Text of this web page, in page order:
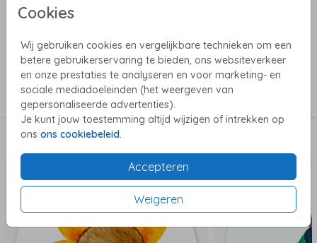
Cookies
Wij gebruiken cookies en vergelijkbare technieken om een
betere gebruikerservaring te bieden, ons websiteverkeer
en onze prestaties te analyseren en voor marketing- en
sociale mediadoeleinden (het weergeven van
gepersonaliseerde advertenties).
Je kunt jouw toestemming altijd wijzigen of intrekken op
ons ons cookiebeleid.
Accepteren
Weigeren
Omschrijving
aan, maar maak het niet té gedetailleerd.
Collectie
Sluitstickers
Dit vind je misschien ook leuk